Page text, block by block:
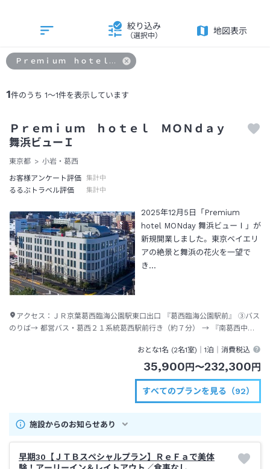
1件のうち 1～1件を表示しています
絞り込み
（選択中）
地図表示
Ｐｒｅｍｉｕｍ ｈｏｔｅｌ ＭＯＮｄａｙ 舞浜ビューＩ
Ｐｒｅｍｉｕｍ ｈｏｔｅｌ ＭＯＮｄａｙ
舞浜ビューＩ
東京都
小岩・葛西
お客様アンケート評価
集計中
るるぶトラベル評価 集計中
2025年12月5日「Premium
hotel MONday 舞浜ビューⅠ」が
新規開業しました。東京ベイエリ
アの絶景と舞浜の花火を一望で
き…
アクセス： ＪＲ京葉葛西臨海公園駅東口出口 『葛西臨海公園駅前』 ③バス
のりば→ 都営バス・葛西２１系統葛西駅前行き（約７分） → 『南葛西中学
おとな1名 (2名1室)｜1泊 ｜消費税込
35,900 円 〜232,300 円
すべてのプランを見る（92）
施設からのお知らせあり
早期30【ＪＴＢスペシャルプラン】ＲｅＦａで美体